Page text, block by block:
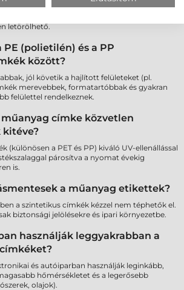
WAX-RESIN (viasz-gyanta) vagy tiszta RESIN
letörölhető.
PE (polietilén) és a PP
között?
jól követik a hajlított felületeket (pl.
merevebbek, formatartóbbak és gyakran
felülettel rendelkeznek.
címke közvetlen
kitéve?
(különösen a PET és PP) kiváló UV-ellenállással
párosítva a nyomat évekig
is.
a műanyag etikettek?
a szintetikus címkék kézzel nem téphetők el.
biztonsági jelölésekre és ipari környezetbe.
használják leggyakrabban a
és autóiparban használják leginkább,
hőmérsékletet és a legerősebb
olajok).